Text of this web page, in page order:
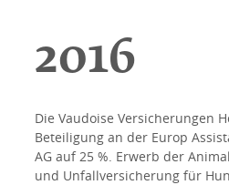
2016
Die Vaudoise Versicherungen
Beteiligung an der Europ
AG auf 25 %. Erwerb der
und Unfallversicherung für